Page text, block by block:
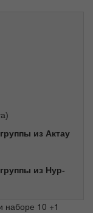
из Актау
из Нур-
наборе 10 +1